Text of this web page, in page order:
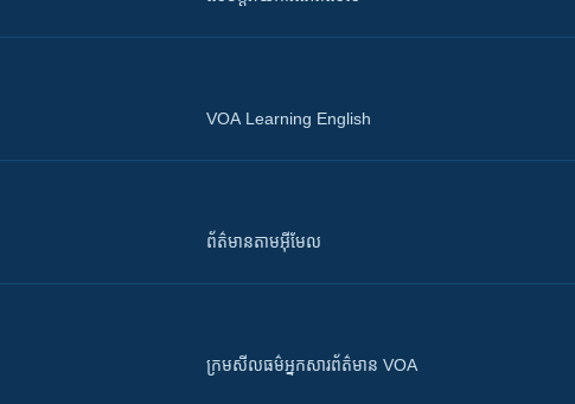
VOA Learning English
ព័ត៌មាន​តាម​អ៊ីមែល
ក្រម​​​សីលធម៌​​​អ្នក​​​សារព័ត៌មាន VOA